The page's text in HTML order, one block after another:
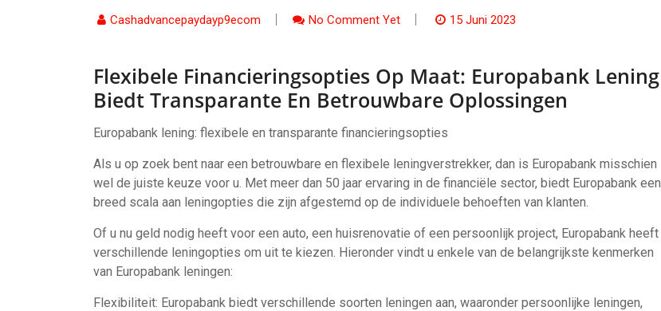
Cashadvancepaydayp9ecom No Comment Yet 15 Juni 2023
Flexibele Financieringsopties Op Maat: Europabank Lening
Biedt Transparante En Betrouwbare Oplossingen
Europabank lening: flexibele en transparante financieringsopties
Als u op zoek bent naar een betrouwbare en flexibele leningverstrekker, dan is Europabank misschien
wel de juiste keuze voor u. Met meer dan 50 jaar ervaring in de financiële sector, biedt Europabank een
breed scala aan leningopties die zijn afgestemd op de individuele behoeften van klanten.
Of u nu geld nodig heeft voor een auto, een huisrenovatie of een persoonlijk project, Europabank heeft
verschillende leningopties om uit te kiezen. Hieronder vindt u enkele van de belangrijkste kenmerken
van Europabank leningen:
Flexibiliteit: Europabank biedt verschillende soorten leningen aan, waaronder persoonlijke leningen,